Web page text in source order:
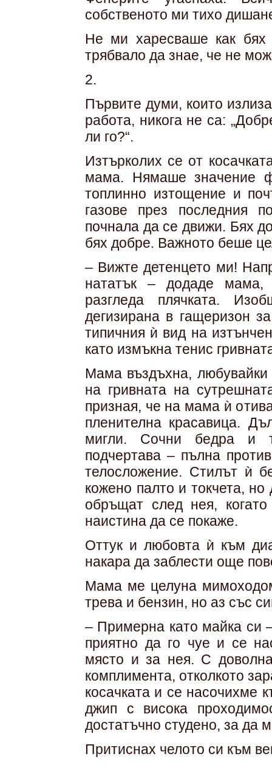
собственото ми тихо
Не ми харесваше как бях
трябвало да знае, че не
2.
Първите думи, които
работа, никога не са:
ли го?“.
Изтърколих се от
мама. Нямаше значение
топлинно изтощение и
газове през последния
почнала да се движи. Бях
бях добре. Важното беше
– Вижте детенцето ми!
нататък – додаде
разгледа плячката.
дегизирана в гащеризон
типичния ѝ вид на
като измъкна тенис
Мама въздъхна,
на гривната на
призная, че на мама ѝ
пленителна красавица.
мигли. Сочни бедра и
подчертава – пълна
телосложение. Стилът ѝ
кожено палто и токчета,
обръщат след нея,
наистина да се покаже.
Оттук и любовта ѝ към
накара да заблести още
Мама ме целуна
трева и бензин, но аз със
– Примерна като майка си
приятно да го чуе и се
място и за нея. С
комплимента, отколкото
косачката и се насочихме
джип с висока
достатъчно студено, за да
Притиснах челото си към